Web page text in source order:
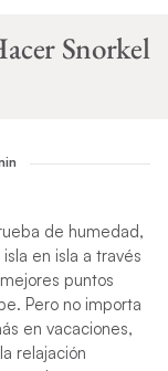
Snorkel
de humedad,
en isla a través
puntos
Pero no importa
en vacaciones,
relajación